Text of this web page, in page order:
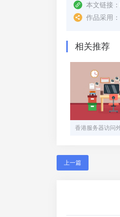
本文链接：
作品采用：
相关推荐
上一篇